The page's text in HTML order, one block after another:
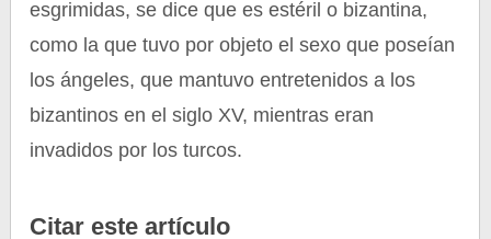
esgrimidas, se dice que es estéril o bizantina,
como la que tuvo por objeto el sexo que poseían
los ángeles, que mantuvo entretenidos a los
bizantinos en el siglo XV, mientras eran
invadidos por los turcos.
Citar este artículo